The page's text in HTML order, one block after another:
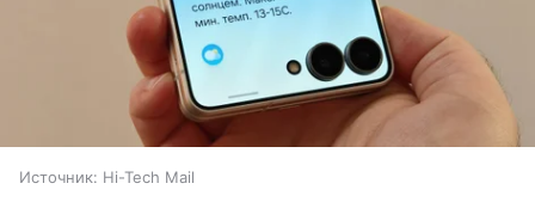
Источник: Hi-Tech Mail